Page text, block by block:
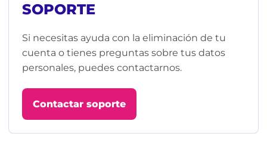
SOPORTE
Si necesitas ayuda con la eliminación de tu
cuenta o tienes preguntas sobre tus datos
personales, puedes contactarnos.
Contactar soporte